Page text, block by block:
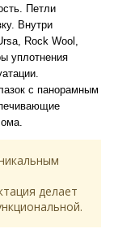
Петли
Внутри
Rock Wool,
уплотнения
с панорамным
делает